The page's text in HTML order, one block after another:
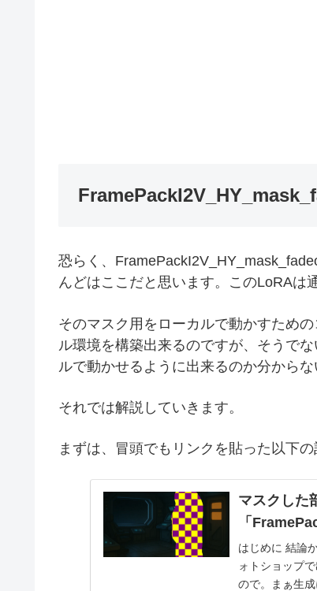
恐らく、
んどはここだと思います。このLoRAは
そのマスク用をローカルで動かすため
ル環境を構築出来るのですが、そうで
ルで動かせるように出来るのか分からな
それでは解説していきます。
まずは、冒頭でもリンクを貼った以下の
マスクした
「
はじめに 結論
ォトショップ
ので。まぁ生